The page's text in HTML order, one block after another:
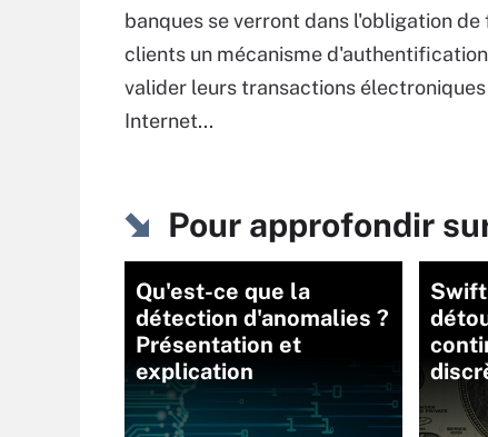
banques se verront dans l'obligation de
clients un mécanisme
valider leurs transactions
Internet...
Pour approfondir
Qu'est-ce que la
détection d'anomalies ?
Présentation et
explication